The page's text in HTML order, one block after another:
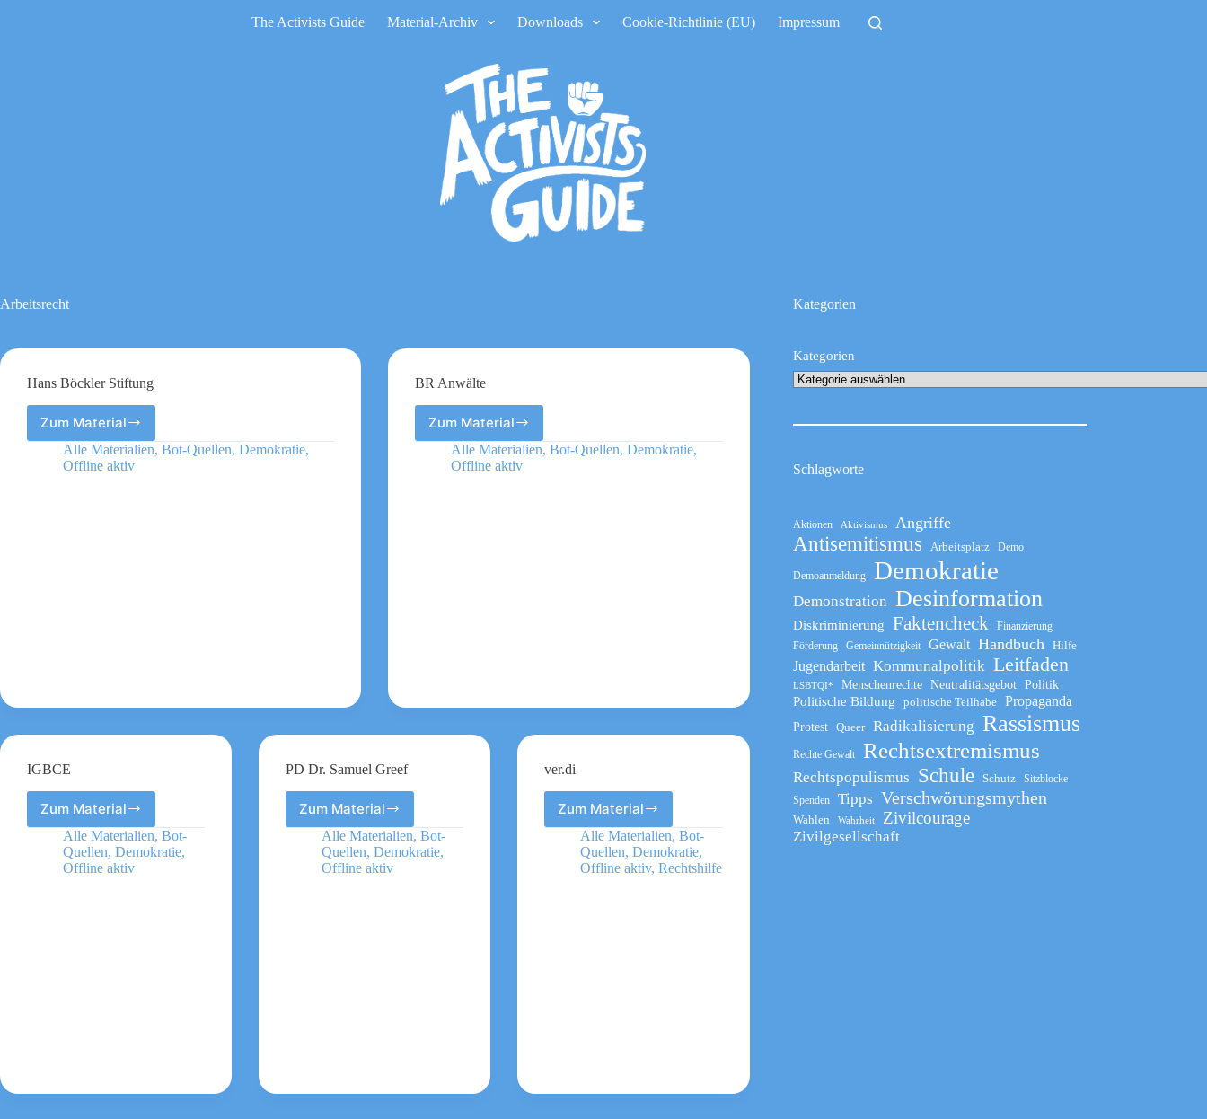
The Activists Guide Material-Archiv Downloads Cookie-Richtlinie (EU) Impressum
Arbeitsrecht
Hans Böckler Stiftung
Zum Material
Hans
Böckler
Stiftung
Alle Materialien, Bot-Quellen, Demokratie,
Offline aktiv
BR Anwälte
Zum Material
BR
Anwälte
Alle Materialien,Bot-Quellen,Demokratie,
Offline aktiv
IGBCE
Zum Material
IGBCE
Alle Materialien, Bot-
Quellen, Demokratie,
Offline aktiv
PD Dr. Samuel Greef
Zum Material
PD
Dr.
Samuel
Greef
Alle Materialien,Bot-
Quellen,Demokratie,
Offline aktiv
ver.di
Zum Material
ver.di
Alle Materialien,Bot-
Quellen,Demokratie,
Offline aktiv,Rechtshilfe
Kategorien
Kategorien
Schlagworte
Aktionen Aktivismus Angriffe
Antisemitismus Arbeitsplatz Demo
Demoanmeldung Demokratie
Demonstration Desinformation
Diskriminierung Faktencheck
Finanzierung
Förderung
Gemeinnützigkeit Gewalt Handbuch Hilfe
Jugendarbeit Kommunalpolitik Leitfaden
LSBTQI* Menschenrechte Neutralitätsgebot Politik
Politische Bildung politische Teilhabe Propaganda
Protest Queer Radikalisierung Rassismus
Rechte Gewalt Rechtsextremismus
Rechtspopulismus Schule Schutz
Sitzblocke
Spenden
Tipps Verschwörungsmythen
Wahlen Wahrheit Zivilcourage
Zivilgesellschaft